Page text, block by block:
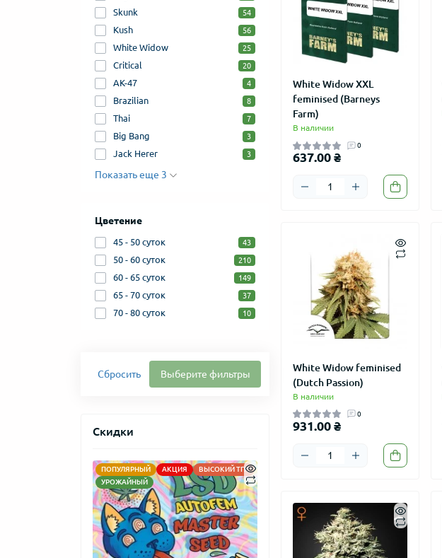
Skunk 54
Kush 56
White Widow 25
Critical 20
AK-47 4
Brazilian 8
Thai 7
Big Bang 3
Jack Herer 3
Показать еще 3
Цветение
45 - 50 суток 43
50 - 60 суток 210
60 - 65 суток 149
65 - 70 суток 37
70 - 80 суток 10
Сбросить Выберите фильтры
Скидки
ПОПУЛЯРНЫЙ АКЦИЯ
ВЫСОКИЙ ТГК
УРОЖАЙНЫЙ
White Widow XXL
feminised (Barneys
Farm)
В наличии
0
637.00 ₴
White Widow feminised
(Dutch Passion)
В наличии
0
931.00 ₴